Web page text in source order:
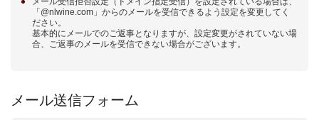
「@nlwine.com」からのメールを受信できるよう設定を変更してく
ださい。
基本的にメールでのご返事となりますが、設定変更がされていない場
合、ご返事のメールを受信できない場合がございます。
メール送信フォーム